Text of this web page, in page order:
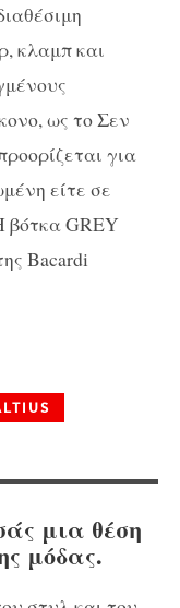
κλαμπ και
ως το Σεν
για
είτε σε
βότκα GREY
Bacardi
μια θέση
μόδας.